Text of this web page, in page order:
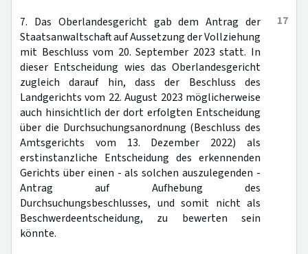
17
7. Das Oberlandesgericht gab dem Antrag der
Staatsanwaltschaft auf Aussetzung der Vollziehung
mit Beschluss vom 20. September 2023 statt. In
dieser Entscheidung wies das Oberlandesgericht
zugleich darauf hin, dass der Beschluss des
Landgerichts vom 22. August 2023 möglicherweise
auch hinsichtlich der dort erfolgten Entscheidung
über die Durchsuchungsanordnung (Beschluss des
Amtsgerichts vom 13. Dezember 2022) als
erstinstanzliche Entscheidung des erkennenden
Gerichts über einen - als solchen auszulegenden -
Antrag auf Aufhebung des
Durchsuchungsbeschlusses, und somit nicht als
Beschwerdeentscheidung, zu bewerten sein
könnte.